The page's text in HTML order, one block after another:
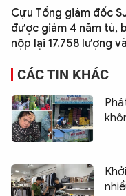
Cựu Tổng giám đốc
được giảm 4 năm tù,
nộp lại 17.758 lượng
CÁC TIN KHÁC